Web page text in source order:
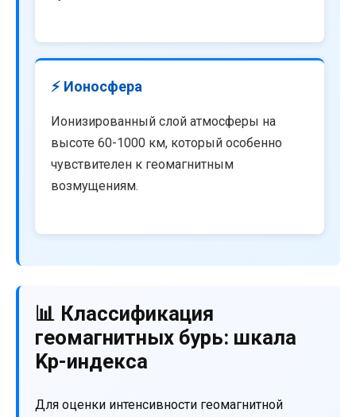
⚡ Ионосфера
Ионизированный слой атмосферы на
высоте 60-1000 км, который особенно
чувствителен к геомагнитным
возмущениям.
📊 Классификация
геомагнитных бурь: шкала
Kp-индекса
Для оценки интенсивности геомагнитной